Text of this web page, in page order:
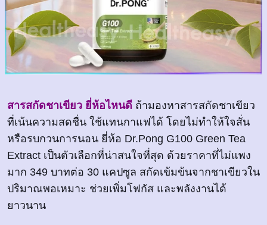
สารสกัดชาเขียว ยี่ห้อไหนดี ถ้ามองหาสารสกัดชาเขียว
ที่เน้นความสดชื่น ใช้แทนกาแฟได้ โดยไม่ทำให้ใจสั่น
หรือรบกวนการนอน ยี่ห้อ Dr.Pong G100 Green Tea
Extract เป็นตัวเลือกที่น่าสนใจที่สุด ด้วยราคาที่ไม่แพง
มาก 349 บาทต่อ 30 แคปซูล สกัดเข้มข้นจากชาเขียวใน
ปริมาณพอเหมาะ ช่วยเพิ่มโฟกัส และพลังงานได้
ยาวนาน